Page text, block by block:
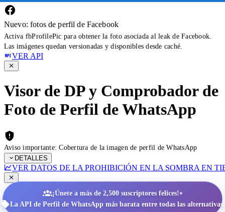
Nuevo: fotos de perfil de Facebook
Activa fbProfilePic para obtener la foto asociada al leak de Facebook.
Las imágenes quedan versionadas y disponibles desde caché.
VER API
Visor de DP y Comprobador de
Foto de Perfil de WhatsApp
Aviso importante: Cobertura de la imagen de perfil de WhatsApp
DETALLES
VER DATOS DE LA PROHIBICIÓN EN LA SOMBRA EN
¡Únete a más de 2,500 suscriptores felices!•
La API de Perfil de WhatsApp más barata entre todas las alternativas.